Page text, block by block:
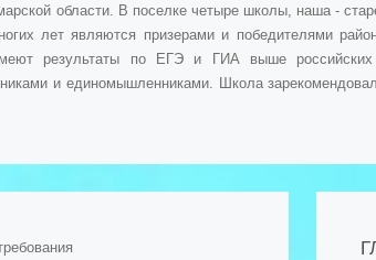
области. В поселке четыре школы, наша -
лет являются призерами и победителями
результаты по ЕГЭ и ГИА выше российских
и единомышленниками. Школа